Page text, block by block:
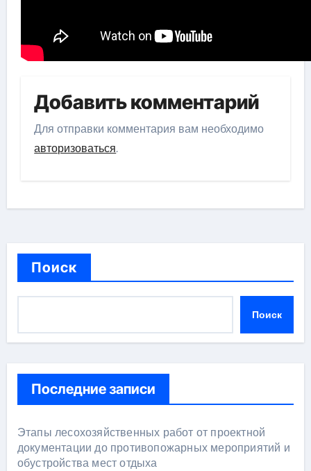
Добавить комментарий
Для отправки комментария вам необходимо
авторизоваться.
Поиск
Поиск
Последние записи
Этапы лесохозяйственных работ от проектной
документации до противопожарных мероприятий и
обустройства мест отдыха